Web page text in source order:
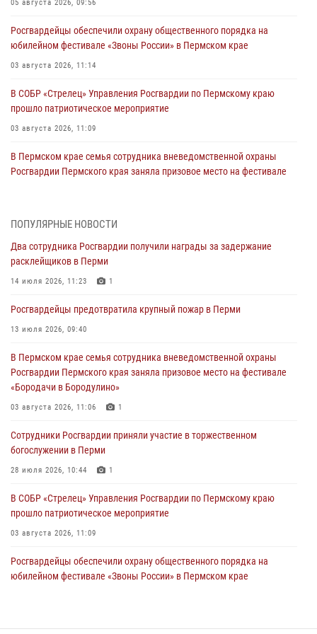
05 августа 2026, 09:56
Росгвардейцы обеспечили охрану общественного порядка на
юбилейном фестивале «Звоны России» в Пермском крае
03 августа 2026, 11:14
В СОБР «Стрелец» Управления Росгвардии по Пермскому краю
прошло патриотическое мероприятие
03 августа 2026, 11:09
В Пермском крае семья сотрудника вневедомственной охраны
Росгвардии Пермского края заняла призовое место на фестивале
юных спортсменов
03 августа 2026, 10:59
30 июля 2026, 05:19
богослужении в Перми
28 июля 2026, 10:44
Росгвардейцы оказали силовую поддержку при задержании
28 июля 2026, 06:15
ПОПУЛЯРНЫЕ НОВОСТИ
Два сотрудника Росгвардии получили награды за задержание
расклейщиков в Перми
14 июля 2026, 11:23 1
Росгвардейцы предотвратила крупный пожар в Перми
13 июля 2026, 09:40
В Пермском крае семья сотрудника вневедомственной охраны
Росгвардии Пермского края заняла призовое место на фестивале
«Бородачи в Бородулино»
03 августа 2026, 11:06 1
Сотрудники Росгвардии приняли участие в торжественном
богослужении в Перми
28 июля 2026, 10:44 1
В СОБР «Стрелец» Управления Росгвардии по Пермскому краю
прошло патриотическое мероприятие
03 августа 2026, 11:09
Росгвардейцы обеспечили охрану общественного порядка на
юбилейном фестивале «Звоны России» в Пермском крае